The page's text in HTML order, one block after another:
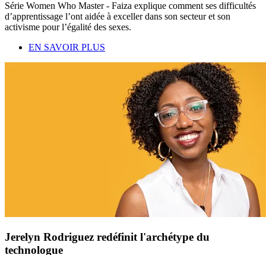
Série Women Who Master - Faiza explique comment ses difficultés
d’apprentissage l’ont aidée à exceller dans son secteur et son
activisme pour l’égalité des sexes.
EN SAVOIR PLUS
Jerelyn Rodriguez redéfinit l'archétype du
technologue